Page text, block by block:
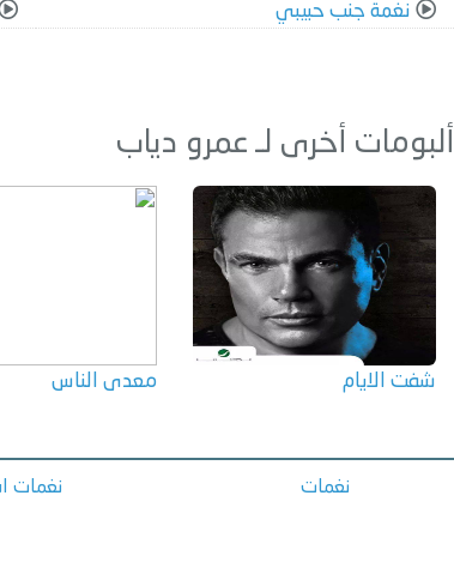
نغمة جنب حبيبي
ألبومات أخرى لـ عمرو دياب
شفت الايام معدى الناس
نغمات نغمات